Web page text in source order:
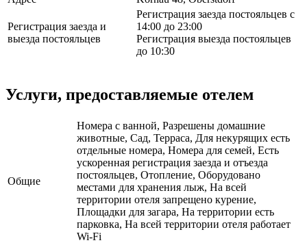
Регистрация заезда и
выезда постояльцев
Регистрация заезда постояльцев с
14:00 до 23:00
Регистрация выезда постояльцев
до 10:30
Услуги, предоставляемые отелем
Общие
Номера с ванной, Разрешены домашние
животные, Сад, Терраса, Для некурящих есть
отдельные номера, Номера для семей, Есть
ускоренная регистрация заезда и отъезда
постояльцев, Отопление, Оборудовано
местами для хранения лыж, На всей
территории отеля запрещено курение,
Площадки для загара, На территории есть
парковка, На всей территории отеля работает
Wi-Fi